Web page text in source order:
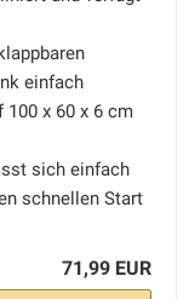
einfach
x 60 x 6 cm
sich einfach
schnellen Start
71,99 EUR